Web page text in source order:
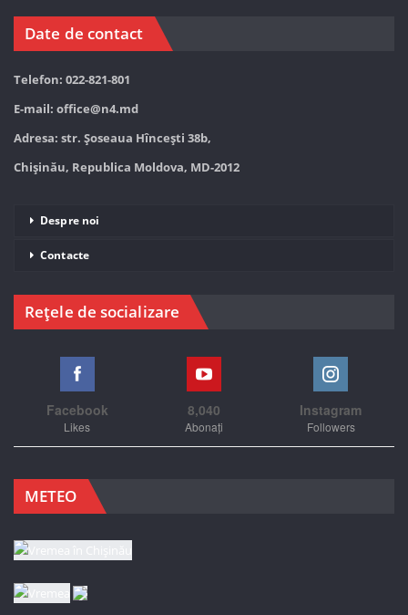
Date de contact
Telefon: 022-821-801
E-mail: office@n4.md
Adresa: str. Șoseaua Hînceşti 38b,
Chișinău, Republica Moldova, MD-2012
Despre noi
Contacte
Rețele de socializare
Facebook
Likes
8,040
Abonați
Instagram
Followers
METEO